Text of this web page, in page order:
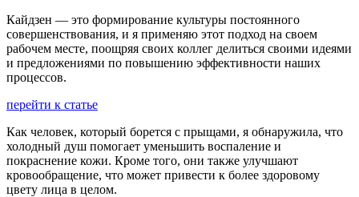
Кайдзен — это формирование культуры постоянного
совершенствования, и я применяю этот подход на своем
рабочем месте, поощряя своих коллег делиться своими идеями
и предложениями по повышению эффективности наших
процессов.
перейти к статье
Как человек, который борется с прыщами, я обнаружила, что
холодный душ помогает уменьшить воспаление и
покраснение кожи. Кроме того, они также улучшают
кровообращение, что может привести к более здоровому
цвету лица в целом.